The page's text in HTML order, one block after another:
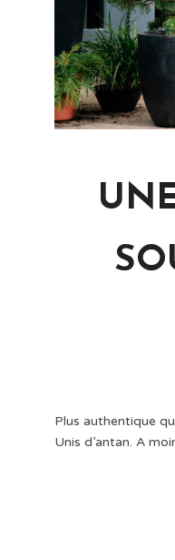
Plus authentique
Unis d’antan. A